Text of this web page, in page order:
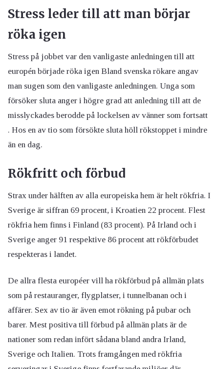
Stress leder till att man börjar
röka igen
Stress på jobbet var den vanligaste anledningen till att
europén började röka igen Bland svenska rökare angav
man sugen som den vanligaste anledningen. Unga som
försöker sluta anger i högre grad att anledning till att de
misslyckades berodde på lockelsen av vänner som fortsatt
. Hos en av tio som försökte sluta höll rökstoppet i mindre
än en dag.
Rökfritt och förbud
Strax under hälften av alla europeiska hem är helt rökfria. I
Sverige är siffran 69 procent, i Kroatien 22 procent. Flest
rökfria hem finns i Finland (83 procent). På Irland och i
Sverige anger 91 respektive 86 procent att rökförbudet
respekteras i landet.
De allra flesta européer vill ha rökförbud på allmän plats
som på restauranger, flygplatser, i tunnelbanan och i
affärer. Sex av tio är även emot rökning på pubar och
barer. Mest positiva till förbud på allmän plats är de
nationer som redan infört sådana bland andra Irland,
Sverige och Italien. Trots framgången med rökfria